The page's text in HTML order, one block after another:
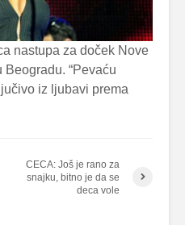
nastupa za doček Nove
“Pevaću
iz ljubavi prema
CECA: Još je rano za
snajku, bitno je da se
deca vole